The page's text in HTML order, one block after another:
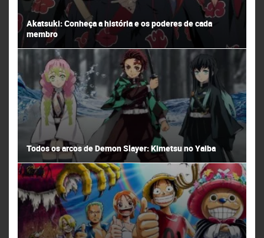
Akatsuki: Conheça a história e os poderes de cada
membro
Todos os arcos de Demon Slayer: Kimetsu no Yaiba